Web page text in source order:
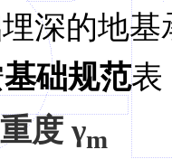
深的地基
基础规范表
度 γm